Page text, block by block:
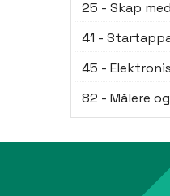
25 - Skap
41 -
45 -
82 - Målere